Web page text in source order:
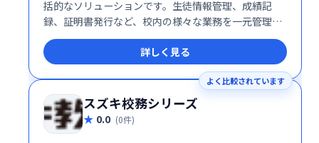
括的なソリューションです。生徒情報管理、成績記
録、証明書発行など、校内の様々な業務を一元管理
し、教職員の負担を軽減します。これにより、先生方
は生徒への指導に集中できるようになり、質の高い教
育活動に専念できます。日々の業務効率化を実現し、
教育現場の活性化に貢献します。
詳しく見る
よく比較されています
スズキ校務シリーズ
0.0 (0件)